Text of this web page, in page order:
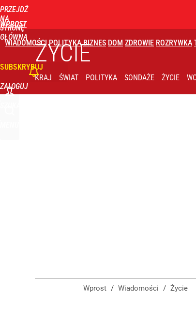
PRZEJDŹ
NA
STRONĘ
GŁÓWNĄ
WPROST
WIADOMOŚCI POLITYKA BIZNES DOM ZDROWIE ROZRYWKA
SUBSKRYBUJ
ZALOGUJ
ŻYCIE
KRAJ ŚWIAT POLITYKA SONDAŻE ŻYCIE
Wprost / Wiadomości / Życie